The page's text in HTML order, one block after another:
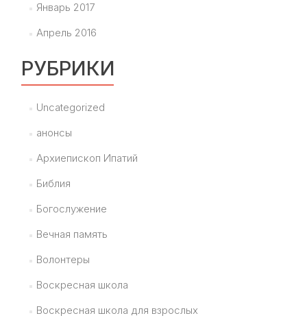
Январь 2017
Апрель 2016
РУБРИКИ
Uncategorized
анонсы
Архиепископ Ипатий
Библия
Богослужение
Вечная память
Волонтеры
Воскресная школа
Воскресная школа для взрослых